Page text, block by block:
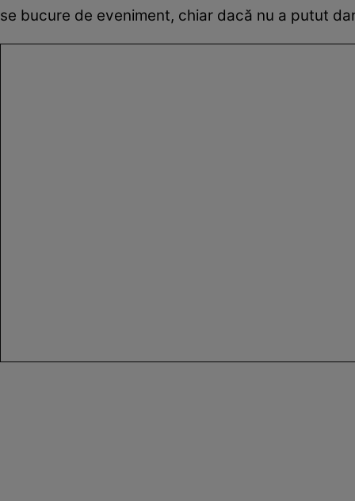
se bucure de eveniment, chiar dacă nu a putut